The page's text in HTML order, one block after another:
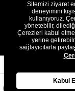
Sitemizi ziyaret
deneyimini
kullanıyoruz.
yönetebilir,
Çerezleri kabul
yerine
sağlayıcılarla
Kabul